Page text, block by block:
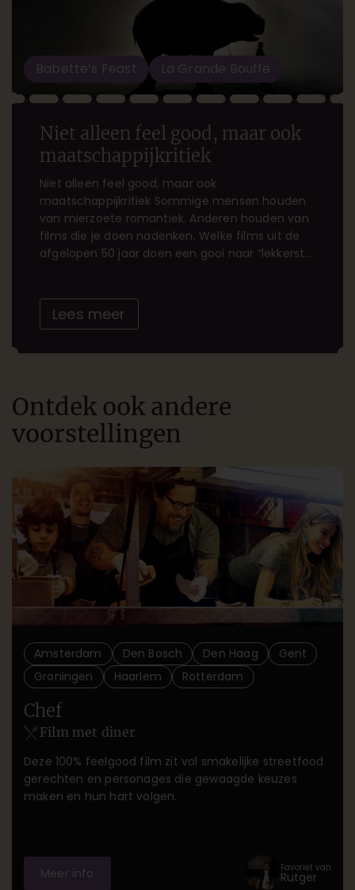
Babette’s Feast La Grande Bouffe
Niet alleen feel good, maar ook
maatschappijkritiek
Niet alleen feel good, maar ook
maatschappijkritiek Sommige mensen houden
van mierzoete romantiek. Anderen houden van
films die je doen nadenken. Welke films uit de
afgelopen 50 jaar doen een gooi naar “lekkerste
hersens laat kraken.. Voedsel als krachtig middel
[…]Lees meer
Ontdek ook andere
voorstellingen
Amsterdam Den Bosch Den Haag
Gent
Groningen
Haarlem Rotterdam
Chef
Film met diner
Deze 100% feelgood film zit vol smakelijke streetfood
gerechten en personages die gewaagde keuzes
maken en hun hart volgen.
Meer info Favoriet van
Rutger